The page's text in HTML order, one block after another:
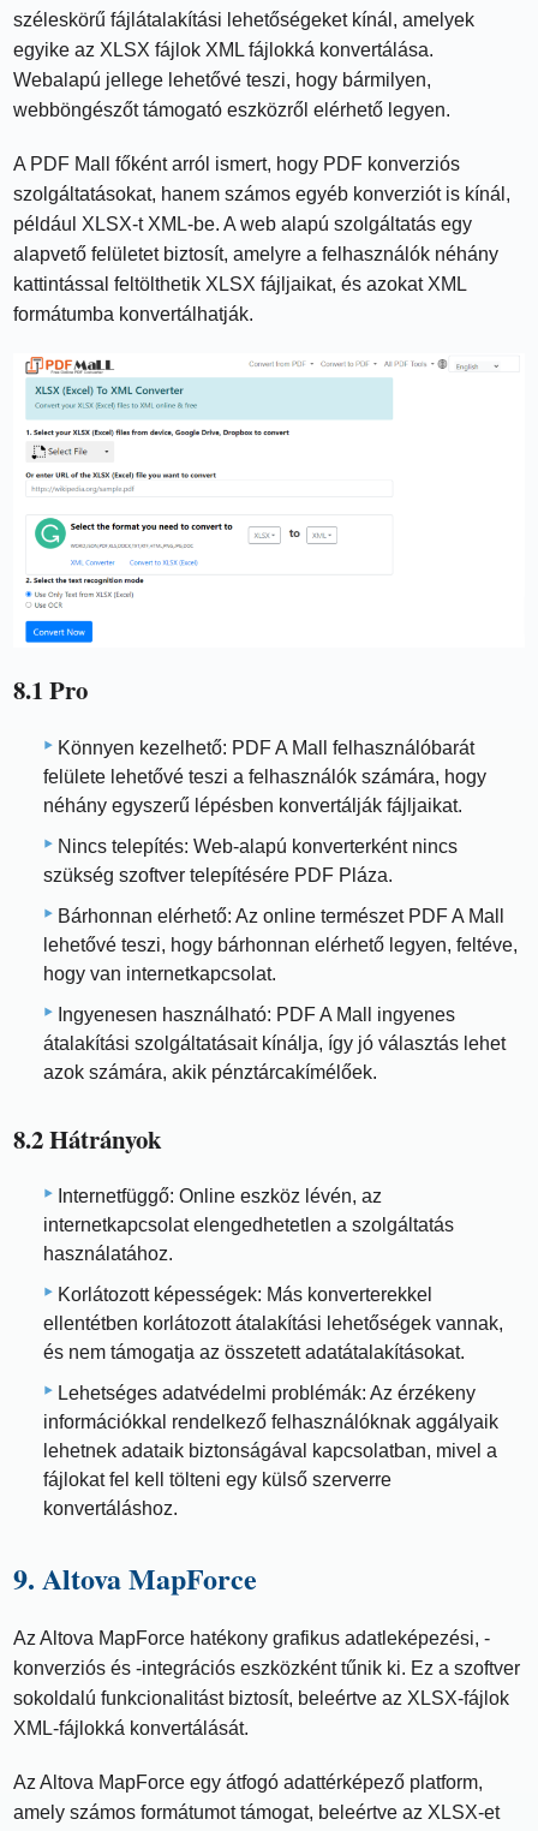
széleskörű fájlátalakítási lehetőségeket kínál, amelyek
egyike az XLSX fájlok XML fájlokká konvertálása.
Webalapú jellege lehetővé teszi, hogy bármilyen,
webböngészőt támogató eszközről elérhető legyen.
A PDF Mall főként arról ismert, hogy PDF konverziós
szolgáltatásokat, hanem számos egyéb konverziót is kínál,
például XLSX-t XML-be. A web alapú szolgáltatás egy
alapvető felületet biztosít, amelyre a felhasználók néhány
kattintással feltölthetik XLSX fájljaikat, és azokat XML
formátumba konvertálhatják.
8.1 Pro
Könnyen kezelhető: PDF A Mall felhasználóbarát
felülete lehetővé teszi a felhasználók számára, hogy
néhány egyszerű lépésben konvertálják fájljaikat.
Nincs telepítés: Web-alapú konverterként nincs
szükség szoftver telepítésére PDF Pláza.
Bárhonnan elérhető: Az online természet PDF A Mall
lehetővé teszi, hogy bárhonnan elérhető legyen, feltéve,
hogy van internetkapcsolat.
Ingyenesen használható: PDF A Mall ingyenes
átalakítási szolgáltatásait kínálja, így jó választás lehet
azok számára, akik pénztárcakímélőek.
8.2 Hátrányok
Internetfüggő: Online eszköz lévén, az
internetkapcsolat elengedhetetlen a szolgáltatás
használatához.
Korlátozott képességek: Más konverterekkel
ellentétben korlátozott átalakítási lehetőségek vannak,
és nem támogatja az összetett adatátalakításokat.
Lehetséges adatvédelmi problémák: Az érzékeny
információkkal rendelkező felhasználóknak aggályaik
lehetnek adataik biztonságával kapcsolatban, mivel a
fájlokat fel kell tölteni egy külső szerverre
konvertáláshoz.
9. Altova MapForce
Az Altova MapForce hatékony grafikus adatleképezési, -
konverziós és -integrációs eszközként tűnik ki. Ez a szoftver
sokoldalú funkcionalitást biztosít, beleértve az XLSX-fájlok
XML-fájlokká konvertálását.
Az Altova MapForce egy átfogó adattérképező platform,
amely számos formátumot támogat, beleértve az XLSX-et